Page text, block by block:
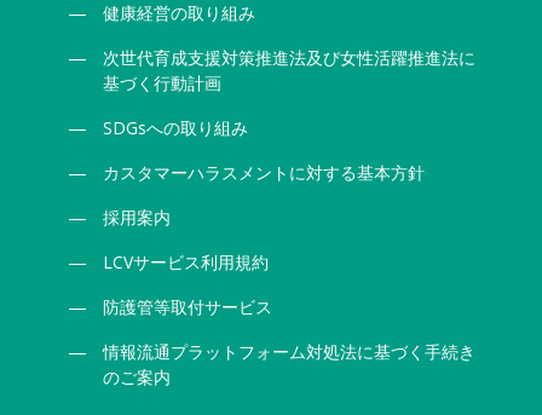
健康経営の取り組み
次世代育成支援対策推進法及び女性活躍推進法に
基づく行動計画
SDGsへの取り組み
カスタマーハラスメントに対する基本方針
採用案内
LCVサービス利用規約
防護管等取付サービス
情報流通プラットフォーム対処法に基づく手続き
のご案内